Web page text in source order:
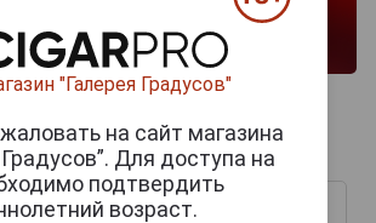
бренда BUCANERO
"Галерея Градусов"
на сайт магазина
Для доступа на
подтвердить
возраст.